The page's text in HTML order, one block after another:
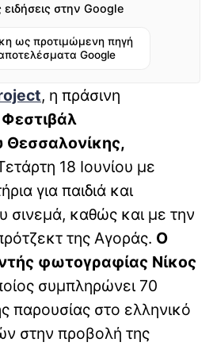
στην Google
ως προτιμώμενη πηγή
Google
, η πράσινη
Φεστιβάλ
Θεσσαλονίκης,
18 Ιουνίου με
για παιδιά και
σινεμά, καθώς και με την
της Αγοράς. Ο
φωτογραφίας Νίκος
συμπληρώνει 70
παρουσίας στο ελληνικό
στην προβολή της